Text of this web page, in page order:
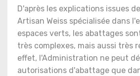
D'après les explications issues
Artisan Weiss spécialisée dans
espaces verts, les abattages
très complexes, mais aussi très
effet, l'Administration ne peut
autorisations d'abattage que